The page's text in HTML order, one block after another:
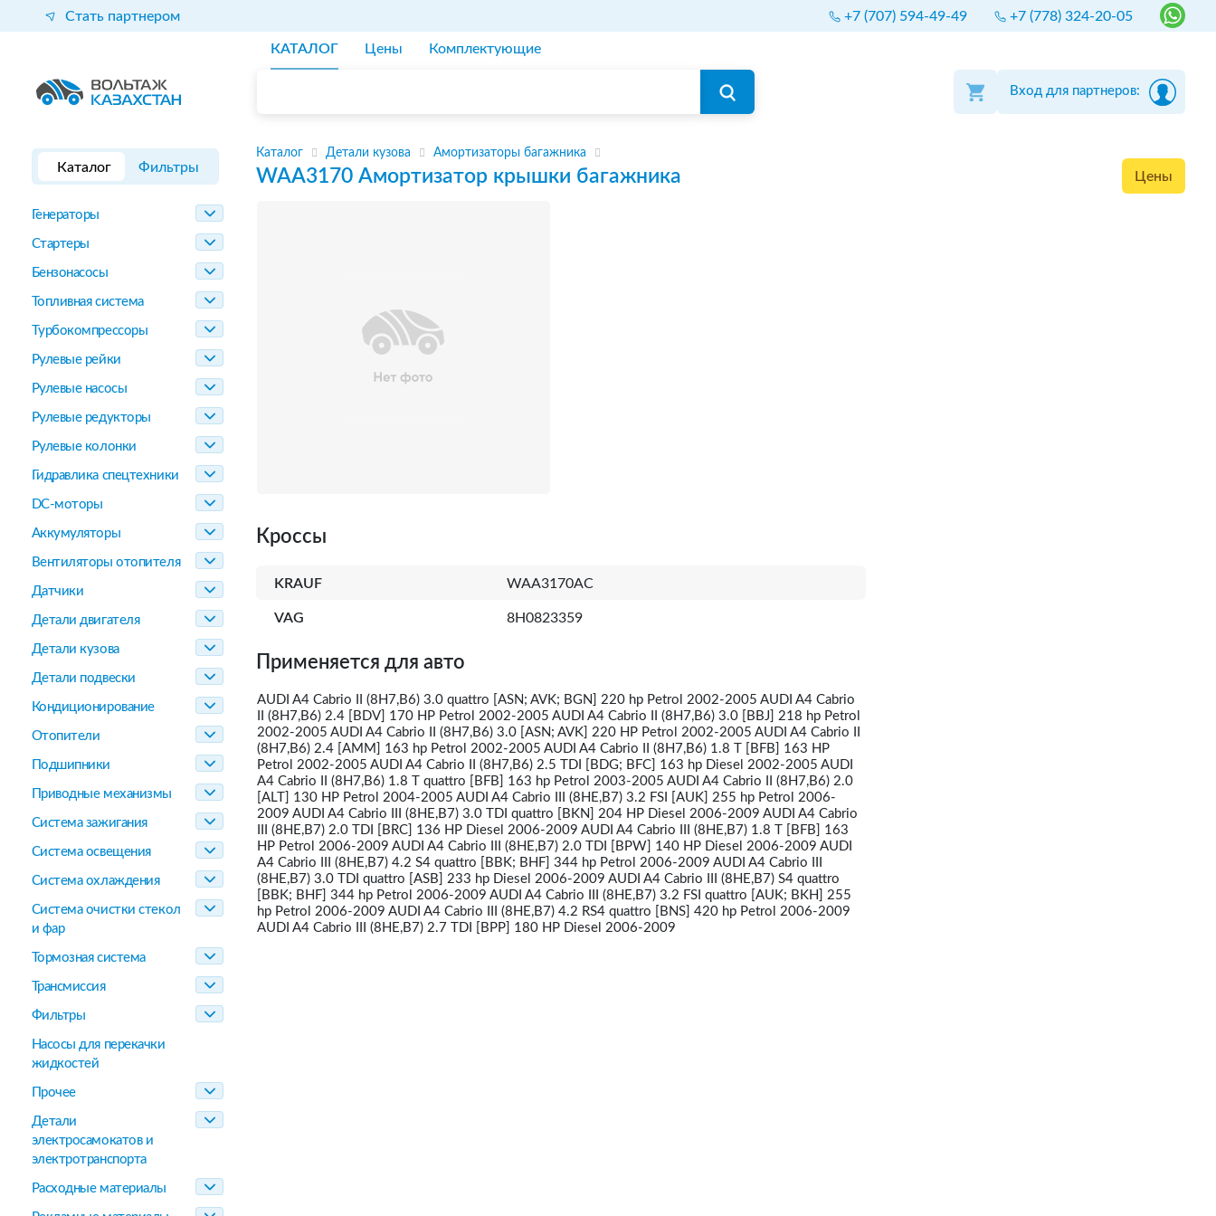
Стать партнером +7 (707) 594-49-49 +7 (778) 324-20-05
КАТАЛОГ Цены Комплектующие
Вход для партнеров:
Каталог Фильтры
Генераторы
Стартеры
Бензонасосы
Топливная система
Турбокомпрессоры
Рулевые рейки
Рулевые насосы
Рулевые редукторы
Рулевые колонки
Гидравлика спецтехники
DC-моторы
Аккумуляторы
Вентиляторы отопителя
Датчики
Детали двигателя
Детали кузова
Детали подвески
Кондиционирование
Отопители
Подшипники
Приводные механизмы
Система зажигания
Система освещения
Система охлаждения
Система очистки стекол
и фар
Тормозная система
Трансмиссия
Фильтры
Насосы для перекачки
жидкостей
Прочее
Детали
электросамокатов и
электротранспорта
Расходные материалы
Каталог Детали кузова Амортизаторы багажника
WAA3170 Амортизатор крышки багажника Цены
Кроссы
KRAUF WAA3170AC
VAG 8H0823359
Применяется для авто
AUDI A4 Cabrio II (8H7,B6) 3.0 quattro [ASN; AVK; BGN] 220 hp Petrol 2002-2005 AUDI A4 Cabrio
II (8H7,B6) 2.4 [BDV] 170 HP Petrol 2002-2005 AUDI A4 Cabrio II (8H7,B6) 3.0 [BBJ] 218 hp Petrol
2002-2005 AUDI A4 Cabrio II (8H7,B6) 3.0 [ASN; AVK] 220 HP Petrol 2002-2005 AUDI A4 Cabrio II
(8H7,B6) 2.4 [AMM] 163 hp Petrol 2002-2005 AUDI A4 Cabrio II (8H7,B6) 1.8 T [BFB] 163 HP
Petrol 2002-2005 AUDI A4 Cabrio II (8H7,B6) 2.5 TDI [BDG; BFC] 163 hp Diesel 2002-2005 AUDI
A4 Cabrio II (8H7,B6) 1.8 T quattro [BFB] 163 hp Petrol 2003-2005 AUDI A4 Cabrio II (8H7,B6) 2.0
[ALT] 130 HP Petrol 2004-2005 AUDI A4 Cabrio III (8HE,B7) 3.2 FSI [AUK] 255 hp Petrol 2006-
2009 AUDI A4 Cabrio III (8HE,B7) 3.0 TDI quattro [BKN] 204 HP Diesel 2006-2009 AUDI A4 Cabrio
III (8HE,B7) 2.0 TDI [BRC] 136 HP Diesel 2006-2009 AUDI A4 Cabrio III (8HE,B7) 1.8 T [BFB] 163
HP Petrol 2006-2009 AUDI A4 Cabrio III (8HE,B7) 2.0 TDI [BPW] 140 HP Diesel 2006-2009 AUDI
A4 Cabrio III (8HE,B7) 4.2 S4 quattro [BBK; BHF] 344 hp Petrol 2006-2009 AUDI A4 Cabrio III
(8HE,B7) 3.0 TDI quattro [ASB] 233 hp Diesel 2006-2009 AUDI A4 Cabrio III (8HE,B7) S4 quattro
[BBK; BHF] 344 hp Petrol 2006-2009 AUDI A4 Cabrio III (8HE,B7) 3.2 FSI quattro [AUK; BKH] 255
hp Petrol 2006-2009 AUDI A4 Cabrio III (8HE,B7) 4.2 RS4 quattro [BNS] 420 hp Petrol 2006-2009
AUDI A4 Cabrio III (8HE,B7) 2.7 TDI [BPP] 180 HP Diesel 2006-2009